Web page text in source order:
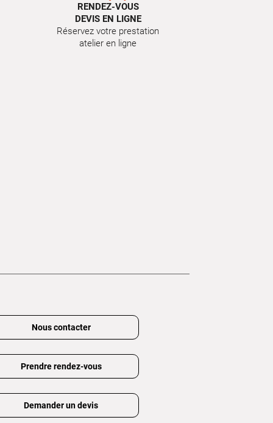
RENDEZ-VOUS
DEVIS EN LIGNE
Réservez votre prestation
atelier en ligne
Nous contacter
Prendre rendez-vous
Demander un devis